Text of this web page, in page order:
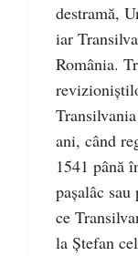
destramă,
iar
România.
ani, când
1541 până
paşalâc
ce
la Ştefan